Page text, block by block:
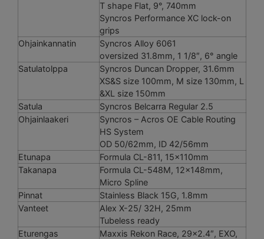
T shape Flat, 9°, 740mm
Syncros Performance XC lock-on
grips
Ohjainkannatin
Syncros Alloy 6061
oversized 31.8mm, 1 1/8″, 6° angle
Satulatolppa
Syncros Duncan Dropper, 31.6mm
XS&S size 100mm, M size 130mm, L
&XL size 150mm
Satula
Syncros Belcarra Regular 2.5
Ohjainlaakeri
Syncros – Acros OE Cable Routing
HS System
OD 50/62mm, ID 42/56mm
Etunapa
Formula CL-811, 15x110mm
Takanapa
Formula CL-548M, 12x148mm,
Micro Spline
Pinnat
Stainless Black 15G, 1.8mm
Vanteet
Alex X-25/ 32H, 25mm
Tubeless ready
Eturengas
Maxxis Rekon Race, 29×2.4″, EXO,